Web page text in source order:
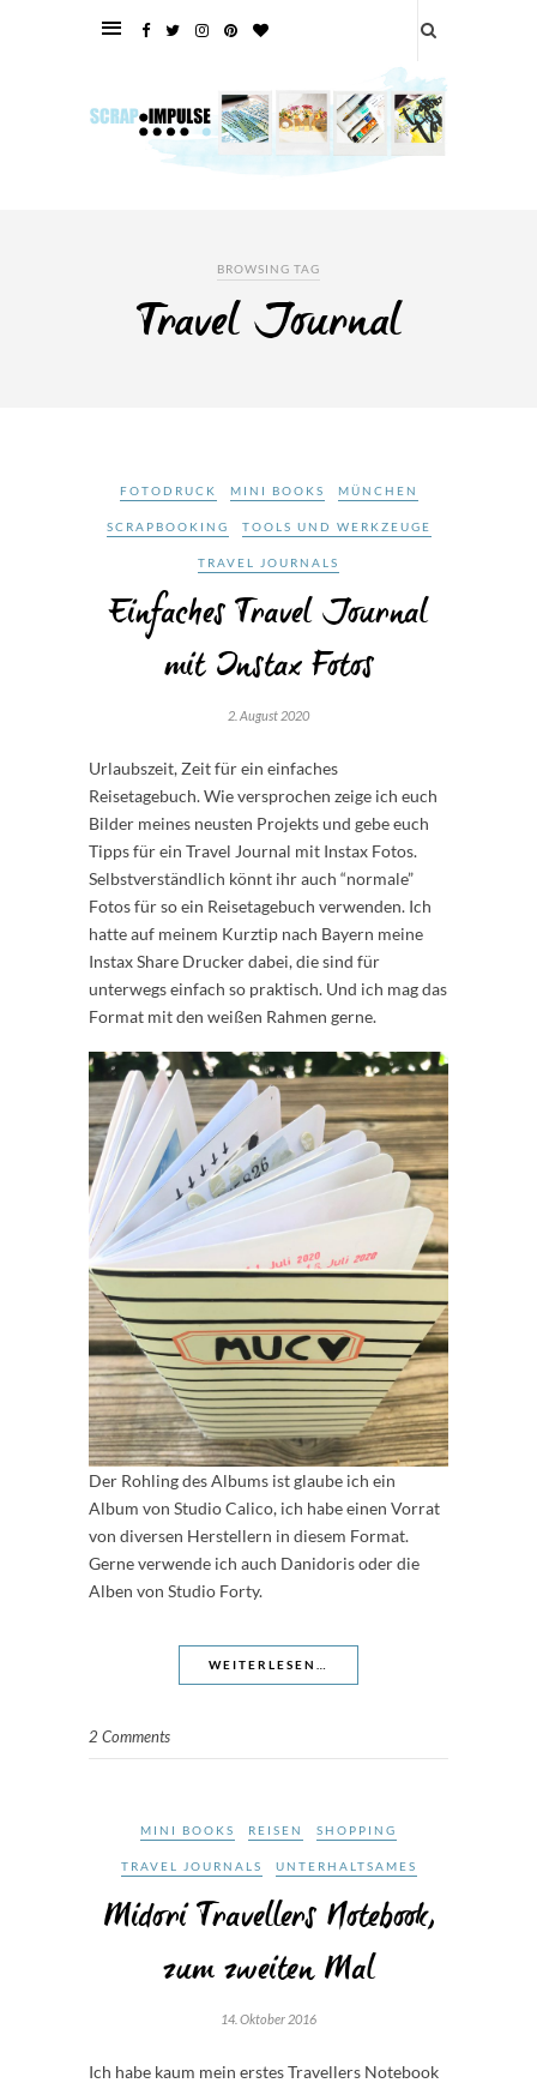
BROWSING TAG
Travel Journal
FOTODRUCK MINI BOOKS MÜNCHEN
SCRAPBOOKING TOOLS UND WERKZEUGE
TRAVEL JOURNALS
Einfaches Travel Journal
mit Instax Fotos
2. August 2020
Urlaubszeit, Zeit für ein einfaches
Reisetagebuch. Wie versprochen zeige ich euch
Bilder meines neusten Projekts und gebe euch
Tipps für ein Travel Journal mit Instax Fotos.
Selbstverständlich könnt ihr auch “normale”
Fotos für so ein Reisetagebuch verwenden. Ich
hatte auf meinem Kurztip nach Bayern meine
Instax Share Drucker dabei, die sind für
unterwegs einfach so praktisch. Und ich mag das
Format mit den weißen Rahmen gerne.
Der Rohling des Albums ist glaube ich ein
Album von Studio Calico, ich habe einen Vorrat
von diversen Herstellern in diesem Format.
Gerne verwende ich auch Danidoris oder die
Alben von Studio Forty.
WEITERLESEN…
2 Comments
MINI BOOKS REISEN SHOPPING
TRAVEL JOURNALS UNTERHALTSAMES
Midori Travellers Notebook,
zum zweiten Mal
14. Oktober 2016
Ich habe kaum mein erstes Travellers Notebook